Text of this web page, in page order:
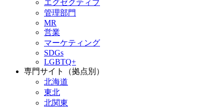
エグゼクティブ
管理部門
MR
営業
マーケティング
SDGs
LGBTQ+
専門サイト（拠点別）
北海道
東北
北関東